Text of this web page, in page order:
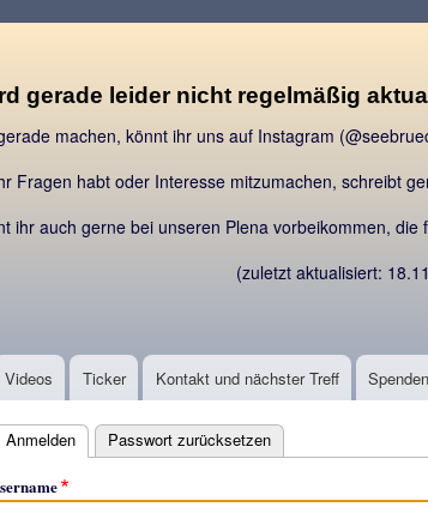
Inhalt
gerade leider nicht regelmäßig
machen, könnt ihr uns auf Instagram
Fragen habt oder Interesse mitzumachen, schreibt
ihr auch gerne bei unseren Plena vorbeikommen,
(zuletzt aktualisiert:
Videos Ticker Kontakt und nächster Treff Spenden
Anmelden(aktiver Reiter)
Passwort zurücksetzen